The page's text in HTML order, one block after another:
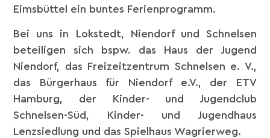
Eimsbüttel ein buntes Ferienprogramm.
Bei uns in Lokstedt, Niendorf und Schnelsen
beteiligen sich bspw. das Haus der Jugend
Niendorf, das Freizeitzentrum Schnelsen e. V.,
das Bürgerhaus für Niendorf e.V., der ETV
Hamburg, der Kinder- und Jugendclub
Schnelsen-Süd, Kinder- und Jugendhaus
Lenzsiedlung und das Spielhaus Wagrierweg.